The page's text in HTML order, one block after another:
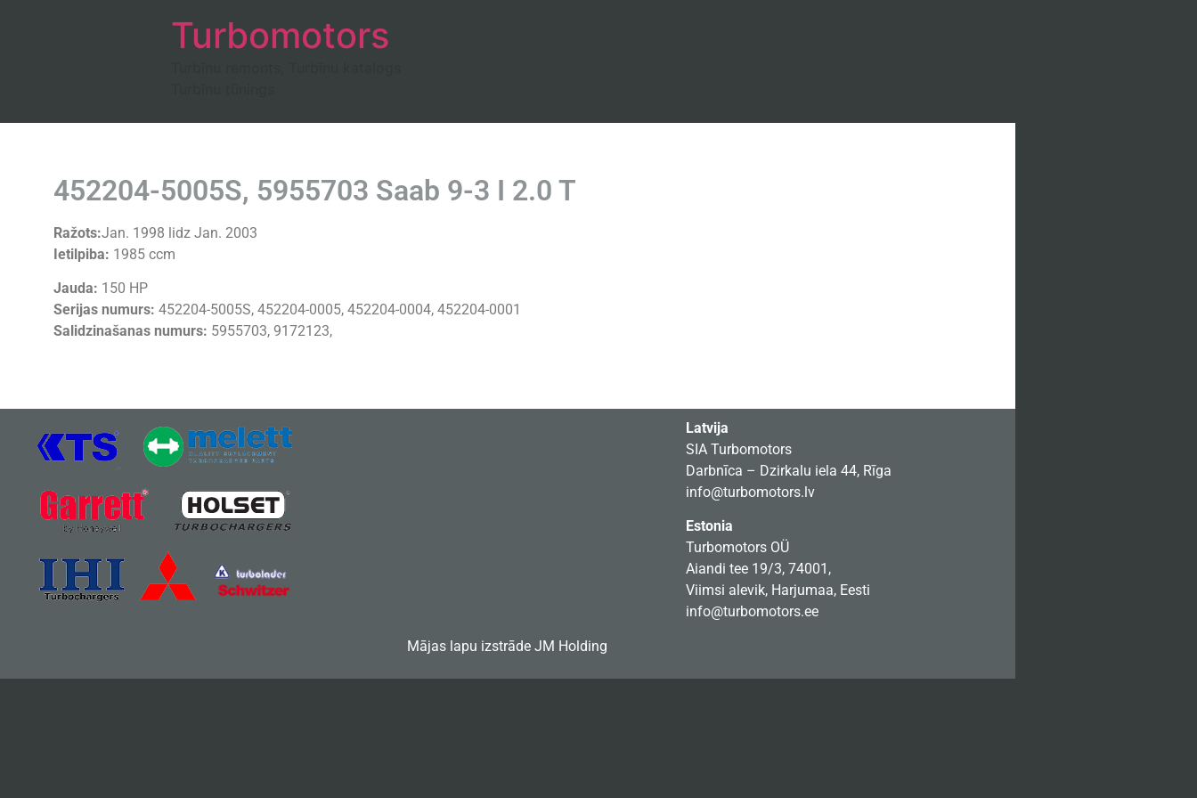
Turbomotors
452204-5005S, 5955703 Saab 9-3 I 2.0 T
Ražots:Jan. 1998 lidz Jan. 2003
Ietilpiba: 1985 ccm
Jauda: 150 HP
Serijas numurs: 452204-5005S, 452204-0005, 452204-0004, 452204-0001
Salidzinašanas numurs: 5955703, 9172123,
Mājas lapu izstrāde JM Holding
Latvija
SIA Turbomotors
Darbnīca – Dzirkalu iela 44, Rīga
info@turbomotors.lv
Estonia
Turbomotors OÜ
Aiandi tee 19/3, 74001,
Viimsi alevik, Harjumaa, Eesti
info@turbomotors.ee